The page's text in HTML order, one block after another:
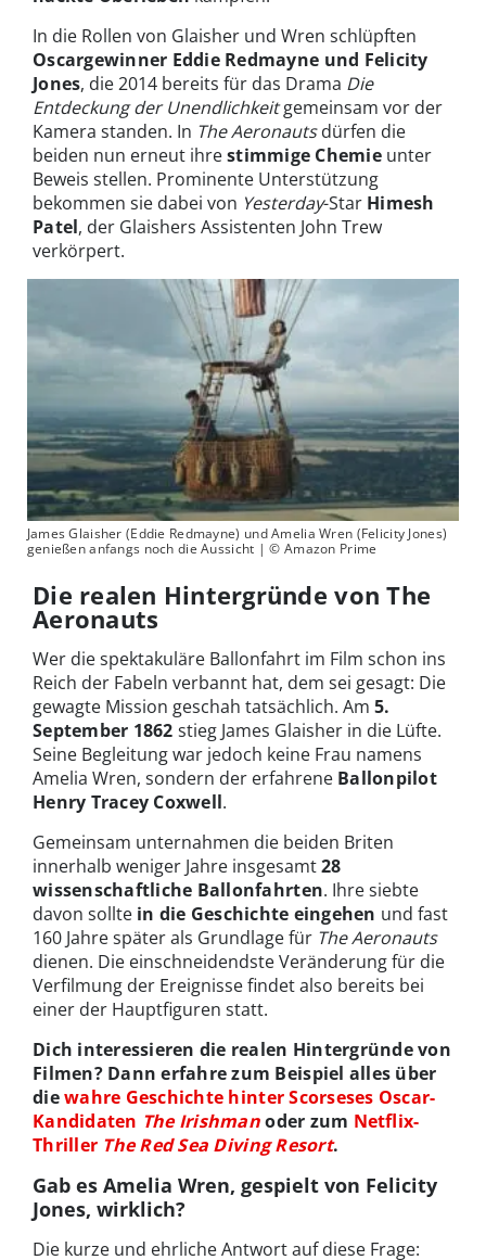
In die Rollen von Glaisher und Wren schlüpften
Oscargewinner Eddie Redmayne und Felicity
Jones, die 2014 bereits für das Drama Die
Entdeckung der Unendlichkeitgemeinsam vor der
Kamera standen. In The Aeronautsdürfen die
beiden nun erneut ihrestimmige Chemieunter
Beweis stellen. Prominente Unterstützung
bekommen sie dabei von Yesterday-Star Himesh
Patel, der Glaishers Assistenten John Trew
verkörpert.
James Glaisher (Eddie Redmayne) und Amelia Wren (Felicity Jones)
genießen anfangs noch die Aussicht | © Amazon Prime
Die realen Hintergründe von The
Aeronauts
Wer die spektakuläre Ballonfahrt im Film schon ins
Reich der Fabeln verbannt hat, dem sei gesagt: Die
gewagte Mission geschah tatsächlich. Am 5.
September 1862 stieg James Glaisher in die Lüfte.
Seine Begleitung war jedoch keine Frau namens
Amelia Wren, sondern der erfahrene Ballonpilot
Henry Tracey Coxwell.
Gemeinsam unternahmen die beiden Briten
innerhalb weniger Jahre insgesamt28
wissenschaftliche Ballonfahrten. Ihre siebte
davon sollte in die Geschichte eingehen und fast
160 Jahre später als Grundlage für The Aeronauts
dienen. Die einschneidendste Veränderung für die
Verfilmung der Ereignisse findet also bereits bei
einer der Hauptfiguren statt.
Dich interessieren die realen Hintergründe von
Filmen? Dann erfahre zum Beispiel alles über
diewahre Geschichte hinter Scorseses Oscar-
Kandidaten The Irishmanoder zum Netflix-
Thriller The Red Sea Diving Resort.
Gab es Amelia Wren, gespielt von Felicity
Jones, wirklich?
Die kurze und ehrliche Antwort auf diese Frage: